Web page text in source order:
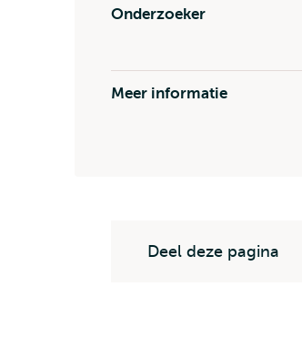
Onderzoeker
Meer informatie
Deel deze pagina